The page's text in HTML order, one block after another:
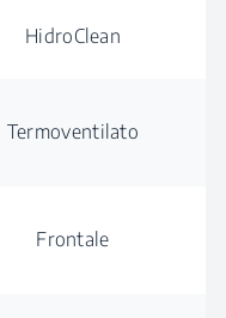
HidroClean
Termoventilato
Frontale